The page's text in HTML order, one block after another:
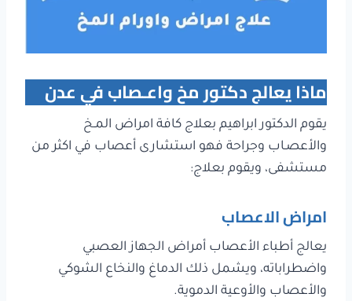
ماذا يعالج دكتور مخ واعـصاب في عدن
يقوم الدكتور ابراهيم بعلاج كافة امراض المـخ
والأعصـاب وجراحة فهو استشارى أعصاب في اكثر من
مستشفى، ويقوم بعلاج:
امراض الاعصاب
يعالج أطباء الأعصاب أمراض الجهاز العصبي
واضطراباته، ويشمل ذلك الدماغ والنخاع الشوكي
والأعصاب والأوعية الدموية.